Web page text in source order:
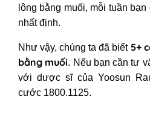
lông bằng muối, mỗi tuần
nhất định.
Như vậy, chúng ta đã biết 5+
bằng muối. Nếu bạn cần tư
với dược sĩ của Yoosun
cước 1800.1125.